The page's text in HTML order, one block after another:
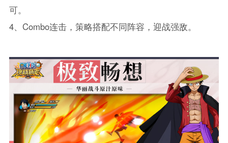
可。
4、Combo连击，策略搭配不同阵容，迎战强敌。